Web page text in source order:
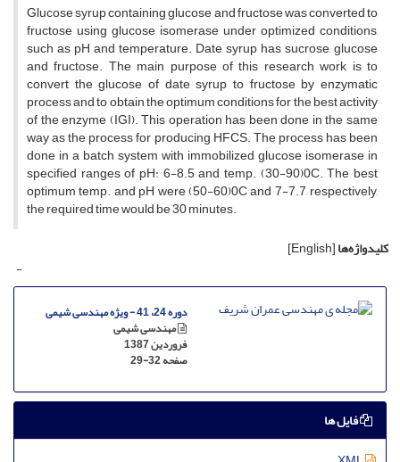
Glucose syrup containing glucose and fructose was converted to
fructose using glucose isomerase under optimized conditions,
such as pH and temperature. Date syrup has sucrose, glucose
and fructose. The main purpose of this research work is to
convert the glucose of date syrup to fructose by enzymatic
process and to obtain the optimum conditions for the best activity
of the enzyme (IGI). This operation has been done in the same
way as the process for producing HFCS. The process has been
done in a batch system with immobilized glucose isomerase in
specified ranges of pH: 6-8.5 and temp. (30-90)0C. The best
optimum temp. and pH were (50-60)0C and 7-7.7, respectively,
the required time would be 30 minutes.
کلیدواژه‌ها[English]
-
دوره 24، 41 - ویژه مهندسی شیمی
مهندسی شیمی
فروردین 1387
صفحه29-32
فایل ها